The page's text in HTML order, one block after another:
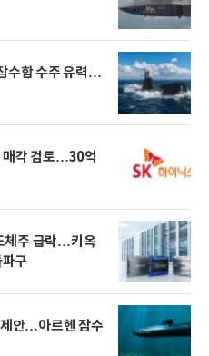
수함 수주 유력…
매각 검토…30억
체주 급락…키옥
구
안…아르헨 잠수